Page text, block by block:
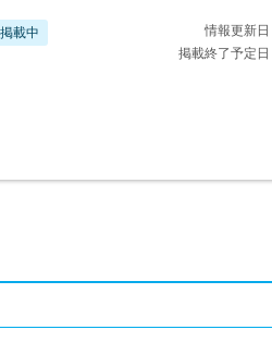
載中
情報更新
掲載終了予定